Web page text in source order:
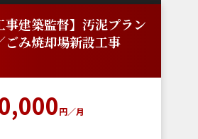
事建築監督】汚泥プラン
ごみ焼却場新設工事
円／月